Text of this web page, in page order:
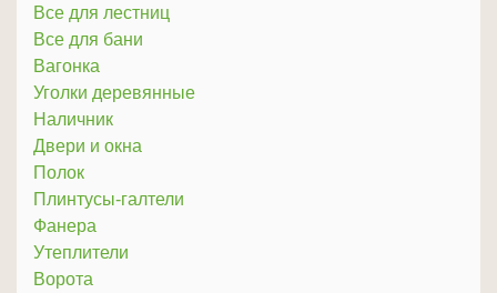
Все для лестниц
Все для бани
Вагонка
Уголки деревянные
Наличник
Двери и окна
Полок
Плинтусы-галтели
Фанера
Утеплители
Ворота